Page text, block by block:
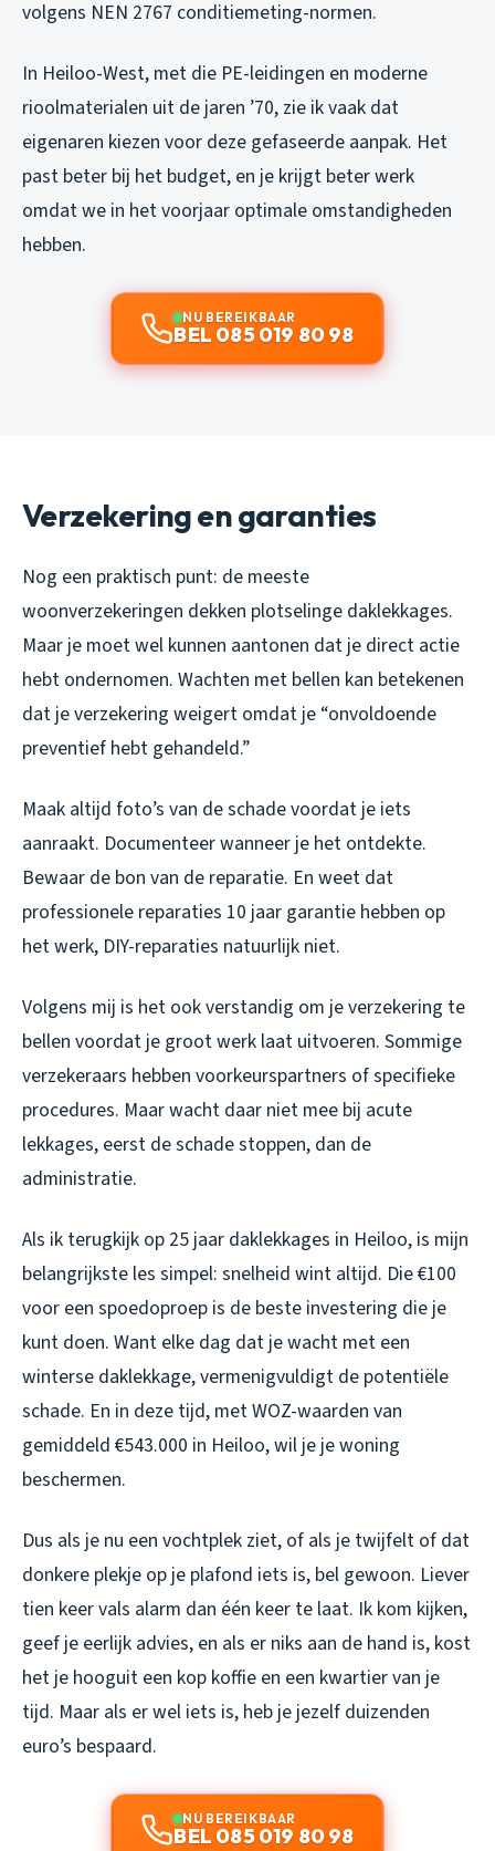
volgens NEN 2767 conditiemeting-normen.
In Heiloo-West, met die PE-leidingen en moderne
rioolmaterialen uit de jaren ’70, zie ik vaak dat
eigenaren kiezen voor deze gefaseerde aanpak. Het
past beter bij het budget, en je krijgt beter werk
omdat we in het voorjaar optimale omstandigheden
hebben.
NU BEREIKBAAR
BEL 085 019 80 98
Verzekering en garanties
Nog een praktisch punt: de meeste
woonverzekeringen dekken plotselinge daklekkages.
Maar je moet wel kunnen aantonen dat je direct actie
hebt ondernomen. Wachten met bellen kan betekenen
dat je verzekering weigert omdat je “onvoldoende
preventief hebt gehandeld.”
Maak altijd foto’s van de schade voordat je iets
aanraakt. Documenteer wanneer je het ontdekte.
Bewaar de bon van de reparatie. En weet dat
professionele reparaties 10 jaar garantie hebben op
het werk, DIY-reparaties natuurlijk niet.
Volgens mij is het ook verstandig om je verzekering te
bellen voordat je groot werk laat uitvoeren. Sommige
verzekeraars hebben voorkeurspartners of specifieke
procedures. Maar wacht daar niet mee bij acute
lekkages, eerst de schade stoppen, dan de
administratie.
Als ik terugkijk op 25 jaar daklekkages in Heiloo, is mijn
belangrijkste les simpel: snelheid wint altijd. Die €100
voor een spoedoproep is de beste investering die je
kunt doen. Want elke dag dat je wacht met een
winterse daklekkage, vermenigvuldigt de potentiële
schade. En in deze tijd, met WOZ-waarden van
gemiddeld €543.000 in Heiloo, wil je je woning
beschermen.
Dus als je nu een vochtplek ziet, of als je twijfelt of dat
donkere plekje op je plafond iets is, bel gewoon. Liever
tien keer vals alarm dan één keer te laat. Ik kom kijken,
geef je eerlijk advies, en als er niks aan de hand is, kost
het je hooguit een kop koffie en een kwartier van je
tijd. Maar als er wel iets is, heb je jezelf duizenden
euro’s bespaard.
NU BEREIKBAAR
BEL 085 019 80 98